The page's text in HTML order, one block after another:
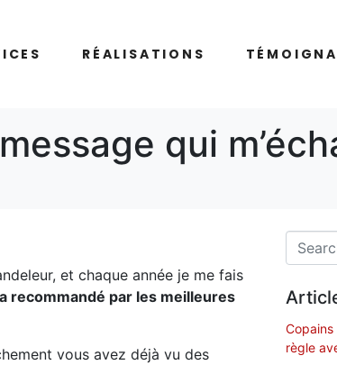
RÉALISATIONS
qui
et chaque année je me fais
recommandé par les meilleures
vous avez déjà vu des
règle